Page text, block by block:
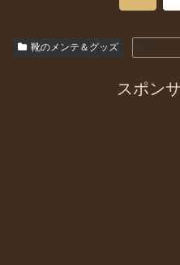
靴のメンテ＆グッズ
スポン